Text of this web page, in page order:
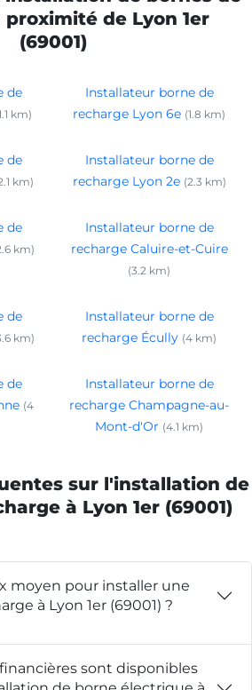
de Lyon 1er
(69001)
de
km)
Installateur borne de
recharge Lyon 6e (1.8 km)
de
km)
Installateur borne de
recharge Lyon 2e (2.3 km)
de
km)
Installateur borne de
recharge Caluire-et-Cuire
(3.2 km)
de
km)
Installateur borne de
recharge Écully (4 km)
de
(4
Installateur borne de
recharge Champagne-au-
Mont-d'Or (4.1 km)
sur l'installation de
à Lyon 1er (69001)
moyen pour installer une
à Lyon 1er (69001) ?
sont disponibles